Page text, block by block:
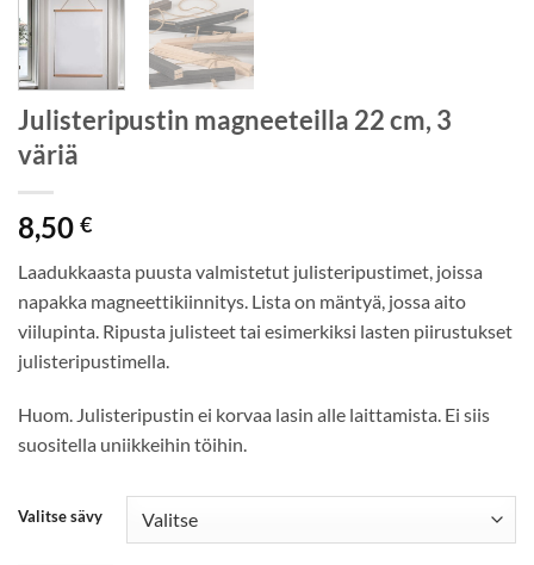
Julisteripustin magneeteilla 22 cm, 3
väriä
8,50 €
Laadukkaasta puusta valmistetut julisteripustimet, joissa
napakka magneettikiinnitys. Lista on mäntyä, jossa aito
viilupinta. Ripusta julisteet tai esimerkiksi lasten piirustukset
julisteripustimella.
Huom. Julisteripustin ei korvaa lasin alle laittamista. Ei siis
suositella uniikkeihin töihin.
Valitse sävy